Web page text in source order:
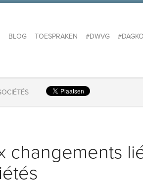
BLOG TOESPRAKEN #DWVG
changements